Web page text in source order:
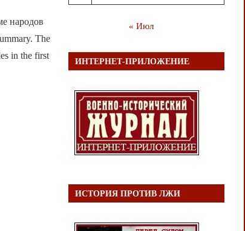
народов
The
in the first
« Июл
ИНТЕРНЕТ-ПРИЛОЖЕНИЕ
ИСТОРИЯ ПРОТИВ ЛЖИ